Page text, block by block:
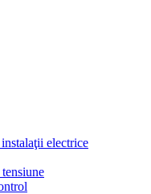
electrice